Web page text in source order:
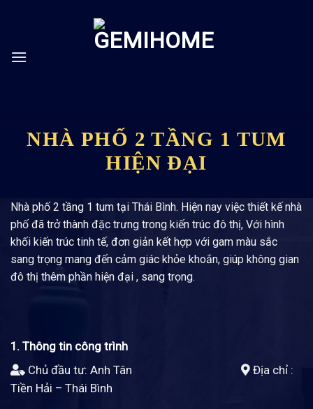
NHÀ PHỐ 2 TẦNG 1 TUM
HIỆN ĐẠI
Nhà phố 2 tầng 1 tum tại Thái Bình. Hiện nay việc thiết kế nhà
phố đã trở thành đặc trưng trong kiến trúc đô thị, Với hình
khối kiến trúc tinh tế, đơn giản kết hợp với gam màu sắc
sang trọng mang đến cảm giác khỏe khoắn, giúp không gian
đô thị thêm phần hiện đại , sang trọng.
1. Thông tin công trình
Chủ đầu tư: Anh Tân
Địa chỉ :
Tiền Hải – Thái Bình